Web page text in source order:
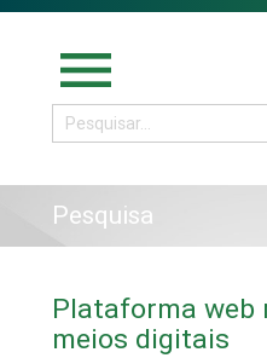
menu
Pesquisa
Plataforma web
meios digitais